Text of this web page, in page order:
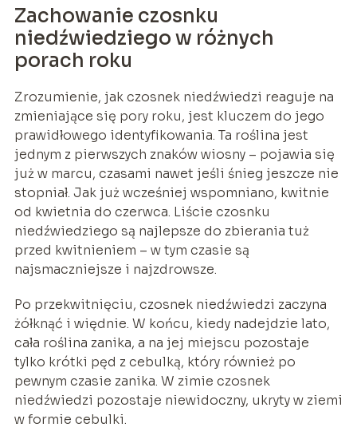
Zachowanie czosnku
niedźwiedziego w różnych
porach roku
Zrozumienie, jak czosnek niedźwiedzi reaguje na
zmieniające się pory roku, jest kluczem do jego
prawidłowego identyfikowania. Ta roślina jest
jednym z pierwszych znaków wiosny – pojawia się
już w marcu, czasami nawet jeśli śnieg jeszcze nie
stopniał. Jak już wcześniej wspomniano, kwitnie
od kwietnia do czerwca. Liście czosnku
niedźwiedziego są najlepsze do zbierania tuż
przed kwitnieniem – w tym czasie są
najsmaczniejsze i najzdrowsze.
Po przekwitnięciu, czosnek niedźwiedzi zaczyna
żółknąć i więdnie. W końcu, kiedy nadejdzie lato,
cała roślina zanika, a na jej miejscu pozostaje
tylko krótki pęd z cebulką, który również po
pewnym czasie zanika. W zimie czosnek
niedźwiedzi pozostaje niewidoczny, ukryty w ziemi
w formie cebulki.